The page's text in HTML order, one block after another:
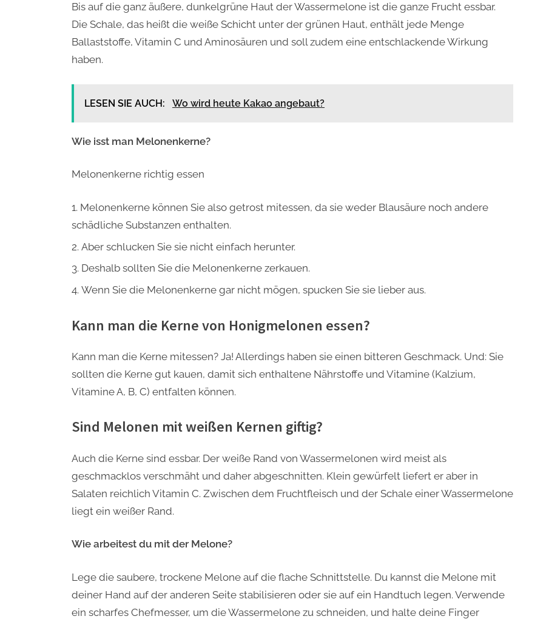
Bis auf die ganz äußere, dunkelgrüne Haut der Wassermelone ist die ganze Frucht essbar.
Die Schale, das heißt die weiße Schicht unter der grünen Haut, enthält jede Menge
Ballaststoffe, Vitamin C und Aminosäuren und soll zudem eine entschlackende Wirkung
haben.
LESEN SIE AUCH: Wo wird heute Kakao angebaut?
Wie isst man Melonenkerne?
Melonenkerne richtig essen
Melonenkerne können Sie also getrost mitessen, da sie weder Blausäure noch andere
schädliche Substanzen enthalten.
Aber schlucken Sie sie nicht einfach herunter.
Deshalb sollten Sie die Melonenkerne zerkauen.
Wenn Sie die Melonenkerne gar nicht mögen, spucken Sie sie lieber aus.
Kann man die Kerne von Honigmelonen essen?
Kann man die Kerne mitessen? Ja! Allerdings haben sie einen bitteren Geschmack. Und: Sie
sollten die Kerne gut kauen, damit sich enthaltene Nährstoffe und Vitamine (Kalzium,
Vitamine A, B, C) entfalten können.
Sind Melonen mit weißen Kernen giftig?
Auch die Kerne sind essbar. Der weiße Rand von Wassermelonen wird meist als
geschmacklos verschmäht und daher abgeschnitten. Klein gewürfelt liefert er aber in
Salaten reichlich Vitamin C. Zwischen dem Fruchtfleisch und der Schale einer Wassermelone
liegt ein weißer Rand.
Wie arbeitest du mit der Melone?
Lege die saubere, trockene Melone auf die flache Schnittstelle. Du kannst die Melone mit
deiner Hand auf der anderen Seite stabilisieren oder sie auf ein Handtuch legen. Verwende
ein scharfes Chefmesser, um die Wassermelone zu schneiden, und halte deine Finger